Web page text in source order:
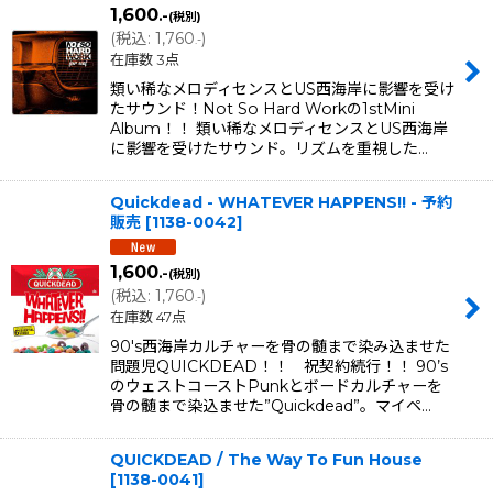
1,600.-(税別)
(税込: 1,760.-)
在庫数 3点
類い稀なメロディセンスとUS西海岸に影響を受け
たサウンド！Not So Hard Workの1stMini
Album！！ 類い稀なメロディセンスとUS西海岸
に影響を受けたサウンド。リズムを重視した…
Quickdead - WHATEVER HAPPENS!! - 予約
販売 [1138-0042]
1,600.-(税別)
(税込: 1,760.-)
在庫数 47点
90's西海岸カルチャーを骨の髄まで染み込ませた
問題児QUICKDEAD！！ 祝契約続行！！ 90’s
のウェストコーストPunkとボードカルチャーを
骨の髄まで染込ませた”Quickdead”。マイペ…
QUICKDEAD / The Way To Fun House
[1138-0041]